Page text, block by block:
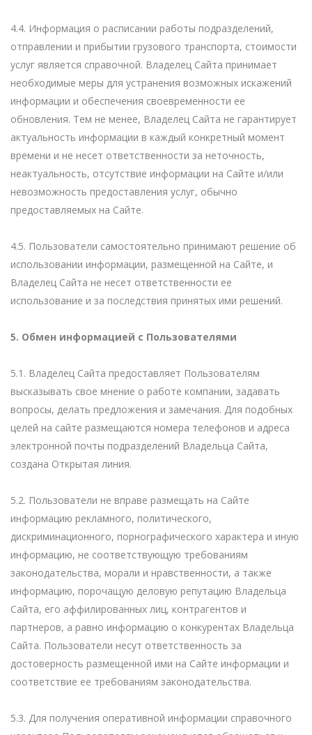
4.4. Информация о расписании работы подразделений,
отправлении и прибытии грузового транспорта, стоимости
услуг является справочной. Владелец Сайта принимает
необходимые меры для устранения возможных искажений
информации и обеспечения своевременности ее
обновления. Тем не менее, Владелец Сайта не гарантирует
актуальность информации в каждый конкретный момент
времени и не несет ответственности за неточность,
неактуальность, отсутствие информации на Сайте и/или
невозможность предоставления услуг, обычно
предоставляемых на Сайте.
4.5. Пользователи самостоятельно принимают решение об
использовании информации, размещенной на Сайте, и
Владелец Сайта не несет ответственности ее
использование и за последствия принятых ими решений.
5. Обмен информацией с Пользователями
5.1. Владелец Сайта предоставляет Пользователям
высказывать свое мнение о работе компании, задавать
вопросы, делать предложения и замечания. Для подобных
целей на сайте размещаются номера телефонов и адреса
электронной почты подразделений Владельца Сайта,
создана Открытая линия.
5.2. Пользователи не вправе размещать на Сайте
информацию рекламного, политического,
дискриминационного, порнографического характера и иную
информацию, не соответствующую требованиям
законодательства, морали и нравственности, а также
информацию, порочащую деловую репутацию Владельца
Сайта, его аффилированных лиц, контрагентов и
партнеров, а равно информацию о конкурентах Владельца
Сайта. Пользователи несут ответственность за
достоверность размещенной ими на Сайте информации и
соответствие ее требованиям законодательства.
5.3. Для получения оперативной информации справочного